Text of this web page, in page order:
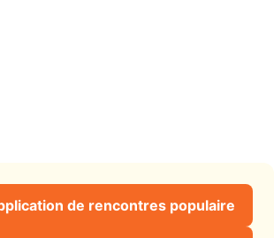
de rencontres populaire